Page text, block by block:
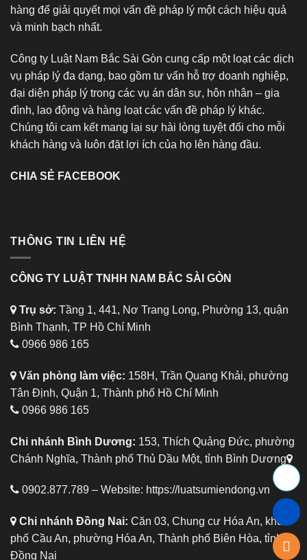
hàng để giải quyết mọi vấn đề pháp lý một cách hiệu quả
và minh bạch nhất.
Công ty Luật Nam Bắc Sài Gòn cung cấp một loạt các dịch
vụ pháp lý đa dạng, bao gồm tư vấn hỗ trợ doanh nghiệp,
đại diện pháp lý trong các vụ án dân sự, hôn nhân – gia
đình, lao động và hàng loạt các vấn đề pháp lý khác.
Chúng tôi cam kết mang lại sự hài lòng tuyệt đối cho mỗi
khách hàng và luôn đặt lợi ích của họ lên hàng đầu.
CHIA SẺ FACEBOOK
THÔNG TIN LIÊN HỆ
CÔNG TY LUẬT TNHH NAM BẮC SÀI GÒN
Trụ sở: Tầng 1, 441, Nơ Trang Long, Phường 13, quận
Bình Thạnh, TP Hồ Chí Minh
0966 986 165
Văn phòng làm việc: 158H, Trần Quang Khải, phường
Tân Định, Quận 1, Thành phố Hồ Chí Minh
0966 986 165
Chi nhánh Bình Dương: 153, Thích Quảng Đức, phường
Chánh Nghĩa, Thành phố Thủ Dầu Một, tỉnh Bình Dương
0902.877.789 – Website: https://luatsumiendong.vn
Chi nhánh Đồng Nai: Căn 03, Chung cư Hóa An, khu
phố Cầu An, phường Hóa An, Thành phố Biên Hòa, tỉnh
Đồng Nai